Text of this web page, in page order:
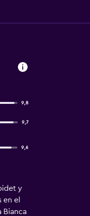
9,8
9,7
9,6
y
el
Bianca